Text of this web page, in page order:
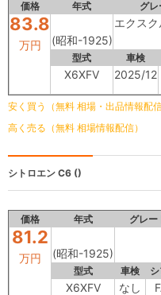
価格 年式 グレ
83.8
万円 (昭和-1925)
エクス
型式 車検
X6XFV 2025/12
安く買う（無料 相場・出品情報配信
高く売る（無料 相場情報配信）
シトロエン C6 ()
価格 年式 グレー
81.2
万円 (昭和-1925)
型式 車検
X6XFV なし